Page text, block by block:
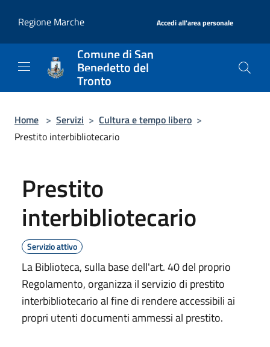
Regione Marche
Accedi all'area personale
Comune di San
Benedetto del
Tronto
Home > Servizi > Cultura e tempo libero >
Prestito interbibliotecario
Prestito
interbibliotecario
Servizio attivo
La Biblioteca, sulla base dell'art. 40 del proprio
Regolamento, organizza il servizio di prestito
interbibliotecario al fine di rendere accessibili ai
propri utenti documenti ammessi al prestito.